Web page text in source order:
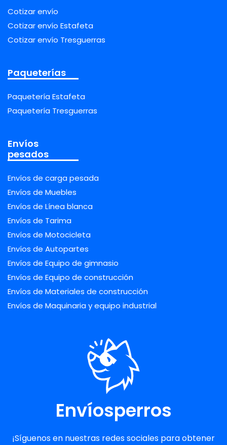
Cotizar envío
Cotizar envío Estafeta
Cotizar envío Tresguerras
Paqueterías
Paquetería Estafeta
Paquetería Tresguerras
Envíos
pesados
Envíos de carga pesada
Envíos de Muebles
Envíos de Línea blanca
Envíos de Tarima
Envíos de Motocicleta
Envíos de Autopartes
Envíos de Equipo de gimnasio
Envíos de Equipo de construcción
Envíos de Materiales de construcción
Envíos de Maquinaria y equipo industrial
Envíosperros
¡Síguenos en nuestras redes sociales para obtener